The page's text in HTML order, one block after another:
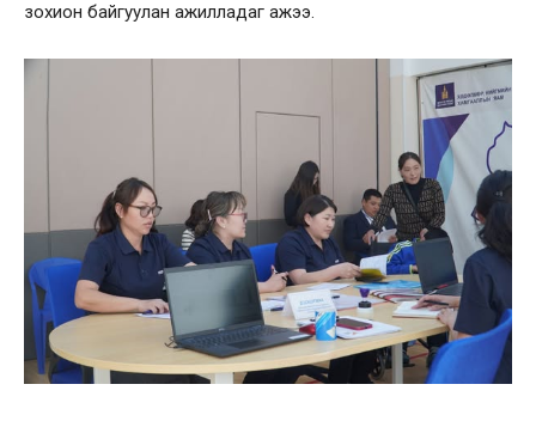
зохион байгуулан ажилладаг ажээ.